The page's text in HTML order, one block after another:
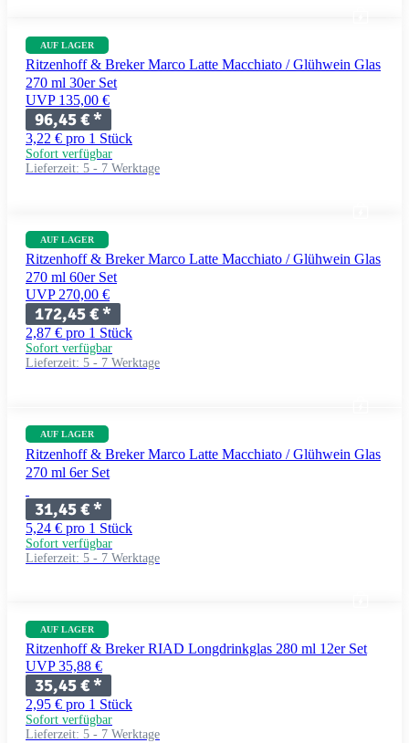
AUF LAGER
Ritzenhoff & Breker Marco Latte Macchiato / Glühwein Glas
270 ml 30er Set
UVP 135,00 €
96,45 €*
3,22 € pro 1 Stück
Sofort verfügbar
Lieferzeit: 5 - 7 Werktage
AUF LAGER
Ritzenhoff & Breker Marco Latte Macchiato / Glühwein Glas
270 ml 60er Set
UVP 270,00 €
172,45 €*
2,87 € pro 1 Stück
Sofort verfügbar
Lieferzeit: 5 - 7 Werktage
AUF LAGER
Ritzenhoff & Breker Marco Latte Macchiato / Glühwein Glas
270 ml 6er Set
31,45 €*
5,24 € pro 1 Stück
Sofort verfügbar
Lieferzeit: 5 - 7 Werktage
AUF LAGER
Ritzenhoff & Breker RIAD Longdrinkglas 280 ml 12er Set
UVP 35,88 €
35,45 €*
2,95 € pro 1 Stück
Sofort verfügbar
Lieferzeit: 5 - 7 Werktage